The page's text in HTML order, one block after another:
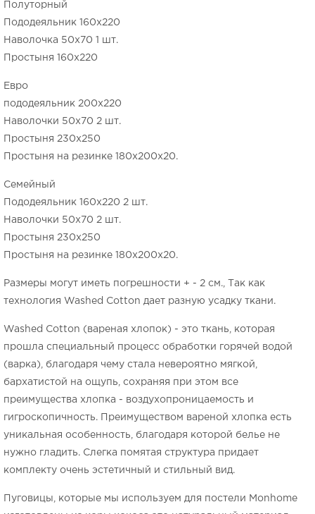
Полуторный
Пододеяльник 160х220
Наволочка 50х70 1 шт.
Простыня 160х220
Евро
пододеяльник 200х220
Наволочки 50х70 2 шт.
Простыня 230х250
Простыня на резинке 180х200х20.
Семейный
Пододеяльник 160х220 2 шт.
Наволочки 50х70 2 шт.
Простыня 230х250
Простыня на резинке 180х200х20.
Размеры могут иметь погрешности + - 2 см., Так как
технология Washed Cotton дает разную усадку ткани.
Washed Cotton (вареная хлопок) - это ткань, которая
прошла специальный процесс обработки горячей водой
(варка), благодаря чему стала невероятно мягкой,
бархатистой на ощупь, сохраняя при этом все
преимущества хлопка - воздухопроницаемость и
гигроскопичность. Преимуществом вареной хлопка есть
уникальная особенность, благодаря которой белье не
нужно гладить. Слегка помятая структура придает
комплекту очень эстетичный и стильный вид.
Пуговицы, которые мы используем для постели Monhome